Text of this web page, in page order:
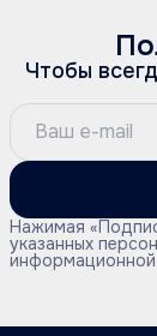
Чтобы
Нажимая
указанных
информационной